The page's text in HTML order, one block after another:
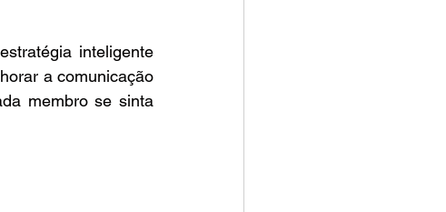
inteligente
a comunicação
membro se sinta